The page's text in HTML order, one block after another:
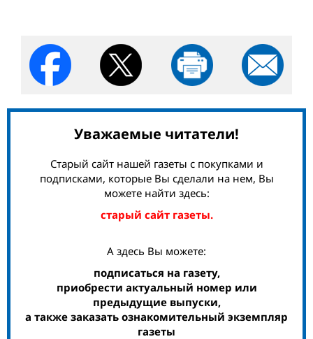
Уважаемые читатели!
Старый сайт нашей газеты с покупками и
подписками, которые Вы сделали на нем, Вы
можете найти здесь:
старый сайт газеты.
А здесь Вы можете:
подписаться на газету,
приобрести актуальный номер или
предыдущие выпуски,
а также заказать ознакомительный экземпляр
газеты